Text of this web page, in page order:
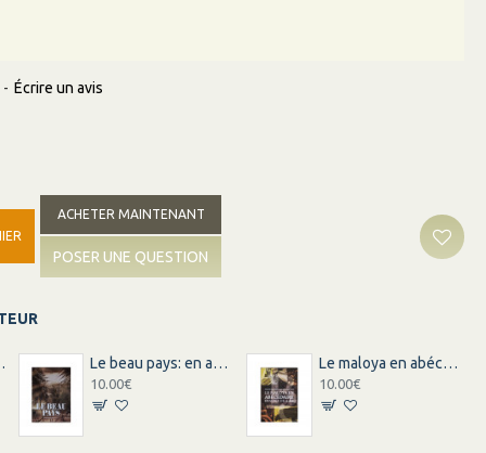
- Écrire un avis
ACHETER MAINTENANT
POSER UNE QUESTION
d'ici Le beau pays: en abécédaire imagier de A à Z
10.00€
Le maloya en abécédaire:imagier de Aà Z
10.00€